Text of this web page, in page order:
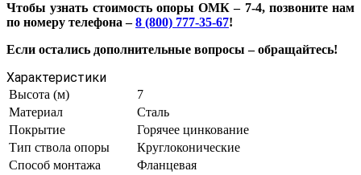
Чтобы узнать стоимость опоры ОМК – 7-4, позвоните нам
по номеру телефона –8 (800) 777-35-67!
Если остались дополнительные вопросы – обращайтесь!
Характеристики
Высота (м)
7
Материал
Сталь
Покрытие
Горячее цинкование
Тип ствола опоры
Круглоконические
Способ монтажа
Фланцевая